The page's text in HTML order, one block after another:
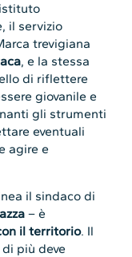
il servizio
trevigiana
, e la stessa
di riflettere
giovanile e
gli strumenti
eventuali
agire e
il sindaco di
– è
il territorio. Il
più deve